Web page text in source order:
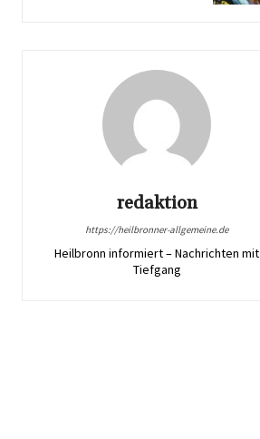
redaktion
https://heilbronner-allgemeine.de
Heilbronn informiert – Nachrichten mit
Tiefgang